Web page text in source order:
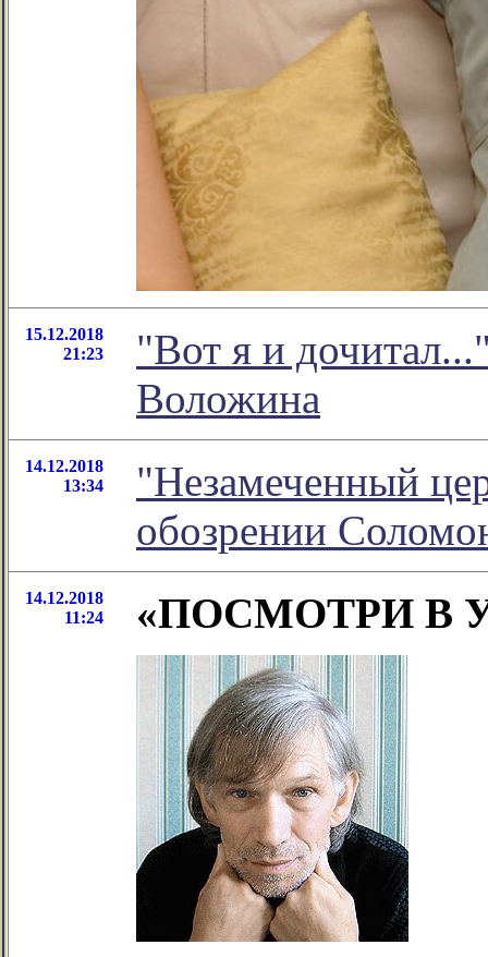
15.12.2018
21:23
"Вот я и
Воложина
14.12.2018
13:34
"Незамеченный
обозрении
14.12.2018
11:24
«ПОСМОТРИ В